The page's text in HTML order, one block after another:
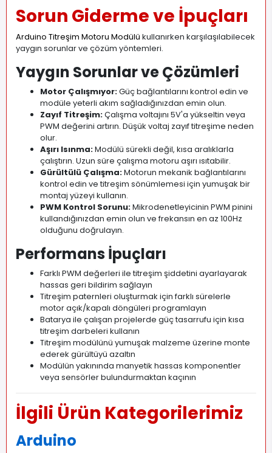
Sorun Giderme ve İpuçları
Arduino Titreşim Motoru Modülü kullanırken karşılaşılabilecek
yaygın sorunlar ve çözüm yöntemleri.
Yaygın Sorunlar ve Çözümleri
Motor Çalışmıyor:Güç bağlantılarını kontrol edin ve
modüle yeterli akım sağladığınızdan emin olun.
Zayıf Titreşim:Çalışma voltajını 5V'a yükseltin veya
PWM değerini artırın. Düşük voltaj zayıf titreşime neden
olur.
Aşırı Isınma:Modülü sürekli değil, kısa aralıklarla
çalıştırın. Uzun süre çalışma motoru aşırı ısıtabilir.
Gürültülü Çalışma:Motorun mekanik bağlantılarını
kontrol edin ve titreşim sönümlemesi için yumuşak bir
montaj yüzeyi kullanın.
PWM Kontrol Sorunu:Mikrodenetleyicinin PWM pinini
kullandığınızdan emin olun ve frekansın en az 100Hz
olduğunu doğrulayın.
Performans İpuçları
Farklı PWM değerleri ile titreşim şiddetini ayarlayarak
hassas geri bildirim sağlayın
Titreşim paternleri oluşturmak için farklı sürelerle
motor açık/kapalı döngüleri programlayın
Batarya ile çalışan projelerde güç tasarrufu için kısa
titreşim darbeleri kullanın
Titreşim modülünü yumuşak malzeme üzerine monte
ederek gürültüyü azaltın
Modülün yakınında manyetik hassas komponentler
veya sensörler bulundurmaktan kaçının
İlgili Ürün Kategorilerimiz
Arduino